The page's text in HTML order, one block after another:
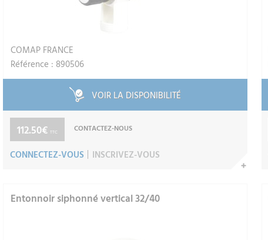
COMAP FRANCE
Référence : 890506
VOIR LA DISPONIBILITÉ
112.50€ TTC CONTACTEZ-NOUS
CONNECTEZ-VOUS INSCRIVEZ-VOUS
Entonnoir siphonné vertical 32/40